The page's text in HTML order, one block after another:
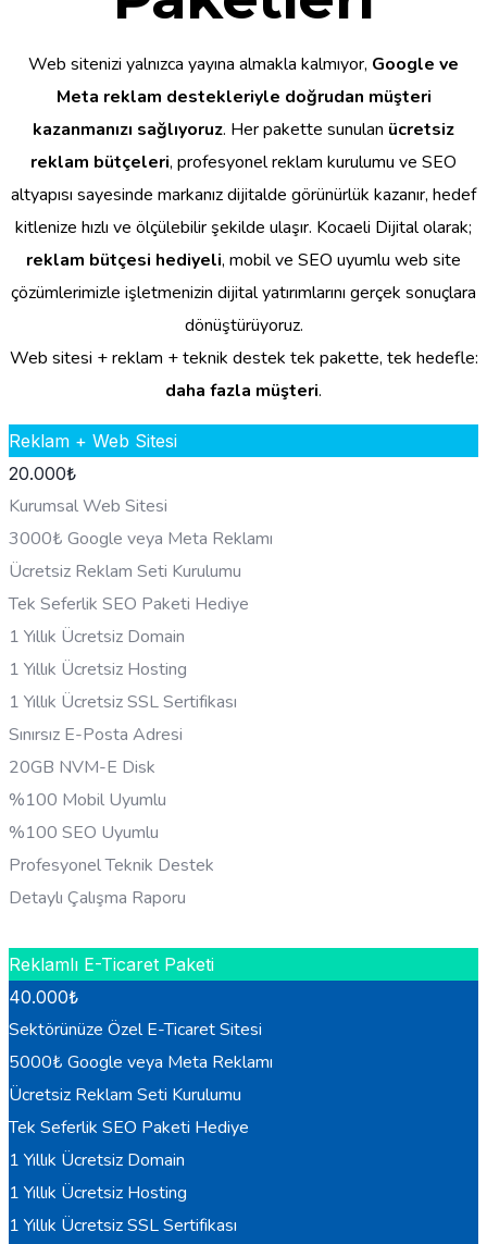
Web sitenizi yalnızca yayına almakla kalmıyor, Google ve
Meta reklam destekleriyle doğrudan müşteri
kazanmanızı sağlıyoruz. Her pakette sunulan ücretsiz
reklam bütçeleri, profesyonel reklam kurulumu ve SEO
altyapısı sayesinde markanız dijitalde görünürlük kazanır, hedef
kitlenize hızlı ve ölçülebilir şekilde ulaşır. Kocaeli Dijital olarak;
reklam bütçesi hediyeli, mobil ve SEO uyumlu web site
çözümlerimizle işletmenizin dijital yatırımlarını gerçek sonuçlara
dönüştürüyoruz.
Web sitesi + reklam + teknik destek tek pakette, tek hedefle:
daha fazla müşteri.
Reklam + Web Sitesi
20.000₺
Kurumsal Web Sitesi
3000₺ Google veya Meta Reklamı
Ücretsiz Reklam Seti Kurulumu
Tek Seferlik SEO Paketi Hediye
1 Yıllık Ücretsiz Domain
1 Yıllık Ücretsiz Hosting
1 Yıllık Ücretsiz SSL Sertifikası
Sınırsız E-Posta Adresi
20GB NVM-E Disk
%100 Mobil Uyumlu
%100 SEO Uyumlu
Profesyonel Teknik Destek
Detaylı Çalışma Raporu
Reklamlı E-Ticaret Paketi
40.000₺
Sektörünüze Özel E-Ticaret Sitesi
5000₺ Google veya Meta Reklamı
Ücretsiz Reklam Seti Kurulumu
Tek Seferlik SEO Paketi Hediye
1 Yıllık Ücretsiz Domain
1 Yıllık Ücretsiz Hosting
1 Yıllık Ücretsiz SSL Sertifikası